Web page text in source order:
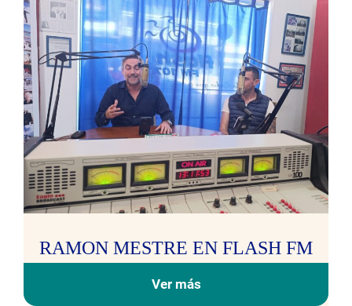
RAMON MESTRE EN FLASH FM
Ver más